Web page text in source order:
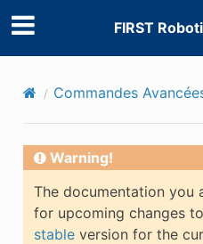
FIRST
Commandes
Warning!
The documentation you
for upcoming changes
stableversion for the